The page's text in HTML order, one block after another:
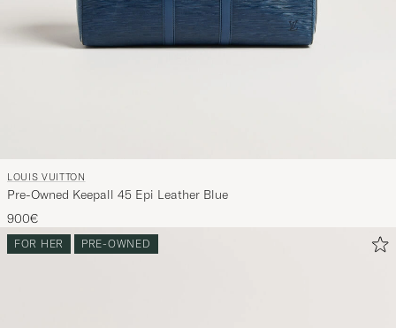
LOUIS VUITTON
Pre-Owned Keepall 45 Epi Leather Blue
900€
FOR HER PRE-OWNED